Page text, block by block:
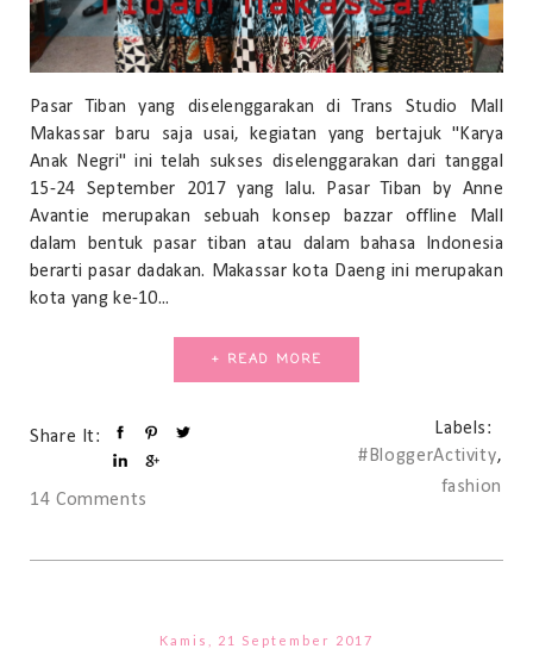
Pasar Tiban yang diselenggarakan di Trans Studio Mall
Makassar baru saja usai, kegiatan yang bertajuk "Karya
Anak Negri" ini telah sukses diselenggarakan dari tanggal
15-24 September 2017 yang lalu. Pasar Tiban by Anne
Avantie merupakan sebuah konsep bazzar offline Mall
dalam bentuk pasar tiban atau dalam bahasa Indonesia
berarti pasar dadakan. Makassar kota Daeng ini merupakan
kota yang ke-10...
+ READ MORE
Share It:
14 Comments
Labels:
#BloggerActivity,
fashion
Kamis, 21 September 2017